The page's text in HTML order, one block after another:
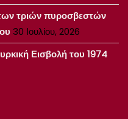
τριών πυροσβεστών
30 Ιουλίου, 2026
Εισβολή του 1974